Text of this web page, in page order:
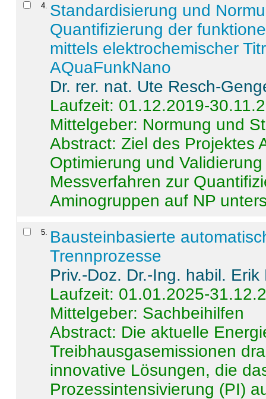
4 Standardisierung und
Quantifizierung der
mittels elektrochemischer
AQuaFunkNano
Dr. rer. nat. Ute Resch-
Laufzeit: 01.12.2019-
Mittelgeber: Normung und
Abstract:Ziel des Projektes
Optimierung und
Messverfahren zur
Aminogruppen auf NP
5
Bausteinbasierte
Trennprozesse
Priv.-Doz. Dr.-Ing. habil. Erik
Laufzeit: 01.01.2025-
Mittelgeber: Sachbeihilfen
Abstract: Die aktuelle
Treibhausgasemissionen
innovative Lösungen, die
Prozessintensivierung (PI)